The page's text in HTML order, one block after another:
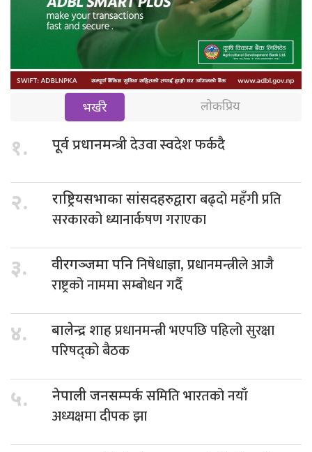
भर्खरै लोकप्रिय
१. पूर्व प्रधानमन्त्रीदेउवा स्वदेश फर्कदै
२. राष्ट्रियसभाका सांसदहरुद्वाराबढ्दो महँगी प्रति
सरकारको ध्यानार्कषण गराएका
३. वीरगञ्जमा पनिनिषेधाज्ञा, प्रधानमन्त्रीले आजै
राष्ट्रको नाममा सम्बोधन गर्दै
४. बालेन्द्र शाहप्रधानमन्त्री भएपछि पहिलो सुरक्षा
परिषद्को बैठक
५. नेपाली जनसम्पर्कसमिति भारतको नयाँ
अध्यक्षमा दीपक झा